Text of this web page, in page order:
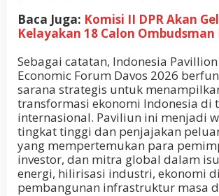
Baca Juga: Komisi II DPR Akan
Kelayakan 18 Calon Ombudsman
Sebagai catatan, Indonesia
Economic Forum Davos 2026
sarana strategis untuk
transformasi ekonomi Indonesia di
internasional. Paviliun ini menjadi
tingkat tinggi dan penjajakan
yang mempertemukan para
investor, dan mitra global dalam
energi, hilirisasi industri, ekonomi
pembangunan infrastruktur masa